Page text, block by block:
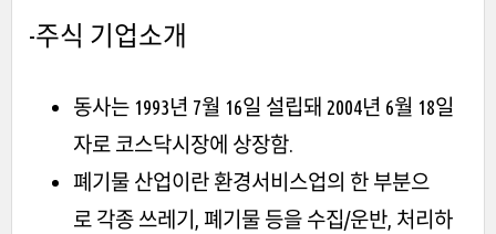
-주식 기업소개
동사는 1993년 7월 16일 설립돼 2004년 6월 18일
자로 코스닥시장에 상장함.
폐기물 산업이란 환경서비스업의 한 부분으
로 각종 쓰레기, 폐기물 등을 수집/운반, 처리하